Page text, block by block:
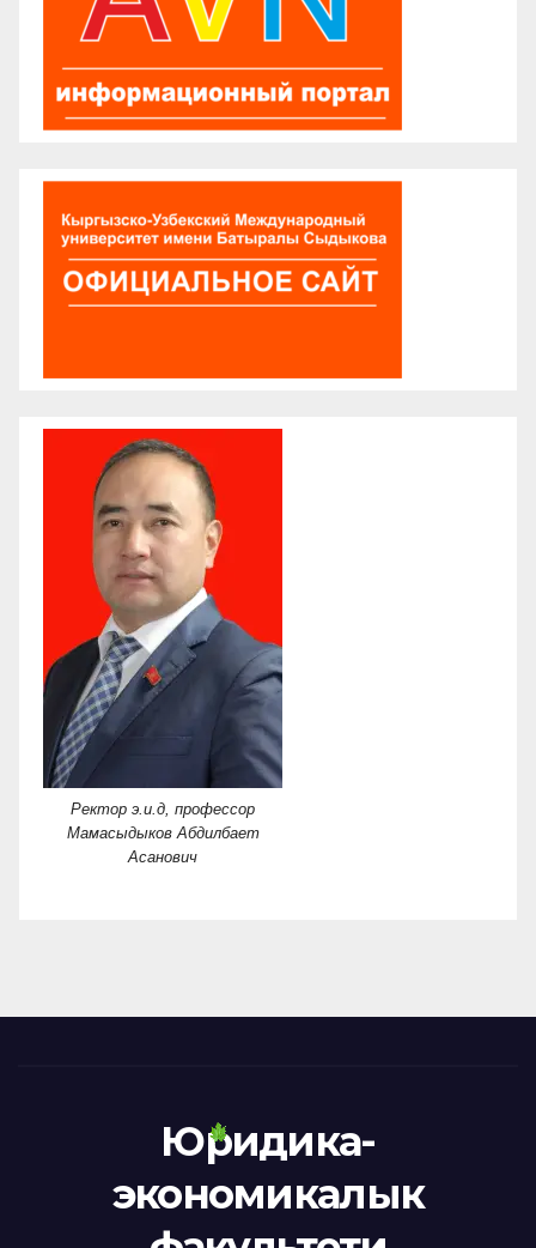
Ректор э.и.д, профессор
Мамасыдыков Абдилбает
Асанович
Юридика-
экономикалык